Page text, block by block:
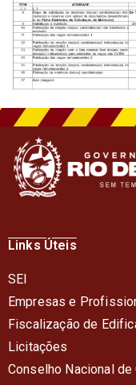
Links Úteis
SEI
Empresas e
Fiscalização de
Licitações
Conselho Nacional